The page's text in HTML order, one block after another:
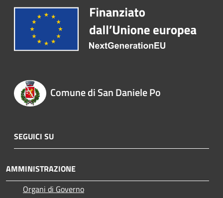
Comune di San Daniele Po
SEGUICI SU
AMMINISTRAZIONE
Organi di Governo